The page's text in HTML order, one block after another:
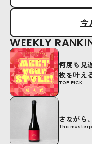
今
WEEKLY
TOP PICK
何度も見
枚を叶え
The
さながら